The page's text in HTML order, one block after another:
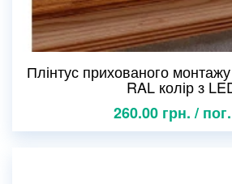
Плінтус прихованого
RAL колір з
260.00 грн. /